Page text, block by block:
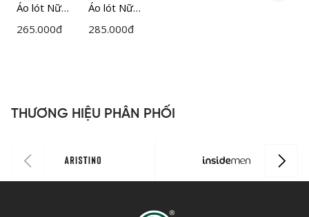
Áo lót Nữ
bầu tròn
265.000đ
Áo lót Nữ
cúp ngực
285.000đ
THƯƠNG HIỆU PHÂN PHỐI